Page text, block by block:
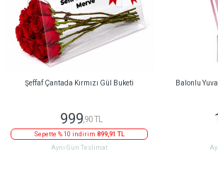
Şeffaf Çantada Kırmızı Gül Buketi
999,90 TL
Sepette % 10 indirim 899,91 TL
Aynı Gün Teslimat
Balonlu